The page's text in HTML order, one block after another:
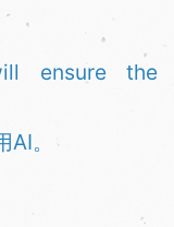
ensure the
。